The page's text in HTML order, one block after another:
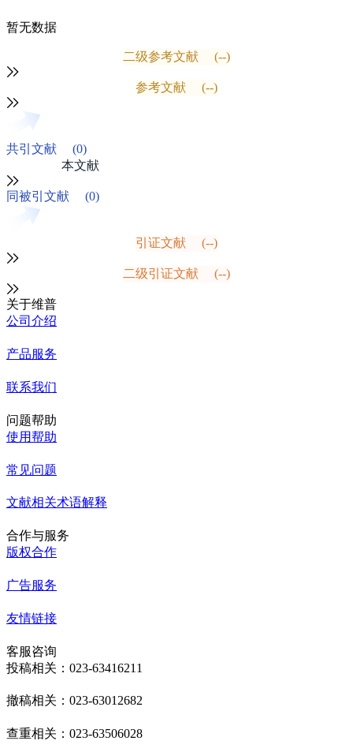
暂无数据
二级参考文献 (--)
参考文献 (--)
共引文献
(0)
本文献
同被引文献 (0)
引证文献 (--)
二级引证文献 (--)
关于维普
公司介绍
产品服务
联系我们
问题帮助
使用帮助
常见问题
文献相关术语解释
合作与服务
版权合作
广告服务
友情链接
客服咨询
投稿相关：023-63416211
撤稿相关：023-63012682
查重相关：023-63506028